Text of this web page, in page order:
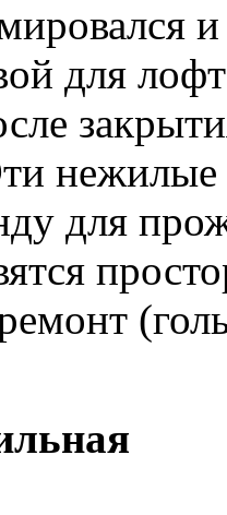
для
нежилые
для